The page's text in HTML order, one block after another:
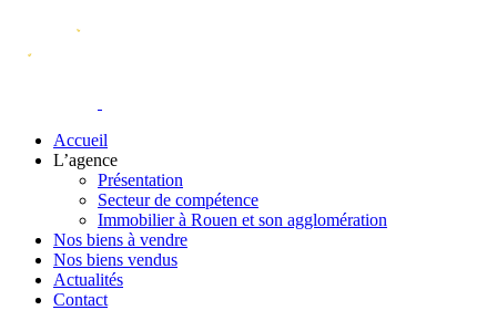
Accueil
L’agence
Présentation
Secteur de compétence
Immobilier à Rouen et son agglomération
Nos biens à vendre
Nos biens vendus
Actualités
Contact